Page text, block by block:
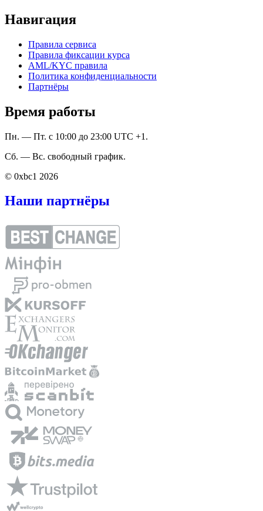
Навигация
Правила сервиса
Правила фиксации курса
AML/KYC правила
Политика конфиденциальности
Партнёры
Время работы
Пн. — Пт. с 10:00 до 23:00 UTC +1.
Сб. — Вс. свободный график.
© 0xbc1 2026
Наши партнёры